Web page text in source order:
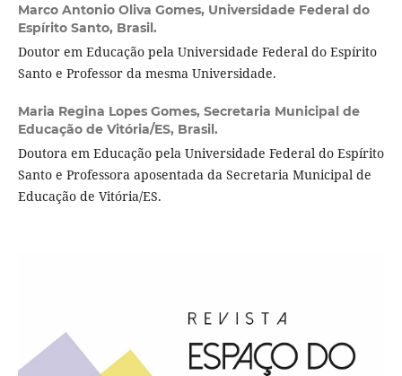
Marco Antonio Oliva Gomes, Universidade Federal do
Espírito Santo, Brasil.
Doutor em Educação pela Universidade Federal do Espírito
Santo e Professor da mesma Universidade.
Maria Regina Lopes Gomes, Secretaria Municipal de
Educação de Vitória/ES, Brasil.
Doutora em Educação pela Universidade Federal do Espírito
Santo e Professora aposentada da Secretaria Municipal de
Educação de Vitória/ES.